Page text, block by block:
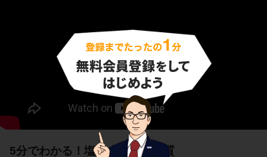
5分でわかる！塩の水溶液の性質